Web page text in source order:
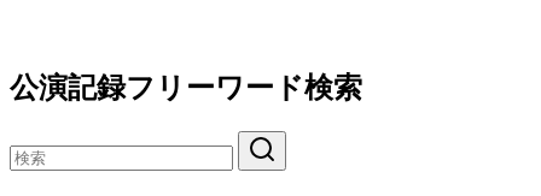
公演記録フリーワード検索